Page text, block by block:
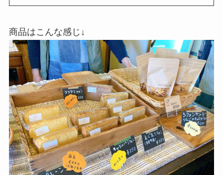
商品はこんな感じ↓